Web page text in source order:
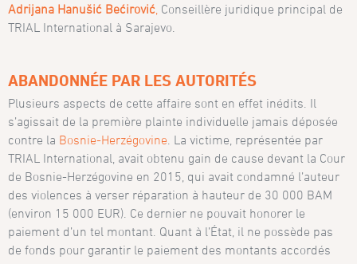
Adrijana Hanušić Bećirović Conseillère juridique principal de
TRIAL International à Sarajevo.
ABANDONNÉE PAR LES AUTORITÉS
Plusieurs aspects de cette affaire sont en effet inédits. Il
s’agissait de la première plainte individuelle jamais déposée
contre la Bosnie-Herzégovine . La victime, représentée par
TRIAL International, avait obtenu gain de cause devant la Cour
de Bosnie-Herzégovine en 2015, qui avait condamné l’auteur
des violences à verser réparation à hauteur de 30 000 BAM
(environ 15 000 EUR). Ce dernier ne pouvait honorer le
paiement d’un tel montant. Quant à l’État, il ne possède pas
de fonds pour garantir le paiement des montants accordés